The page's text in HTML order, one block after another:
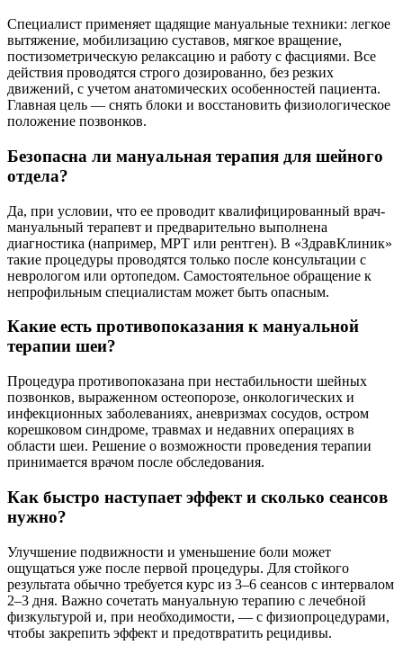
Специалист применяет щадящие мануальные техники: легкое
вытяжение, мобилизацию суставов, мягкое вращение,
постизометрическую релаксацию и работу с фасциями. Все
действия проводятся строго дозированно, без резких
движений, с учетом анатомических особенностей пациента.
Главная цель — снять блоки и восстановить физиологическое
положение позвонков.
Безопасна ли мануальная терапия для шейного
отдела?
Да, при условии, что ее проводит квалифицированный врач-
мануальный терапевт и предварительно выполнена
диагностика (например, МРТ или рентген). В «ЗдравКлиник»
такие процедуры проводятся только после консультации с
неврологом или ортопедом. Самостоятельное обращение к
непрофильным специалистам может быть опасным.
Какие есть противопоказания к мануальной
терапии шеи?
Процедура противопоказана при нестабильности шейных
позвонков, выраженном остеопорозе, онкологических и
инфекционных заболеваниях, аневризмах сосудов, остром
корешковом синдроме, травмах и недавних операциях в
области шеи. Решение о возможности проведения терапии
принимается врачом после обследования.
Как быстро наступает эффект и сколько сеансов
нужно?
Улучшение подвижности и уменьшение боли может
ощущаться уже после первой процедуры. Для стойкого
результата обычно требуется курс из 3–6 сеансов с интервалом
2–3 дня. Важно сочетать мануальную терапию с лечебной
физкультурой и, при необходимости, — с физиопроцедурами,
чтобы закрепить эффект и предотвратить рецидивы.